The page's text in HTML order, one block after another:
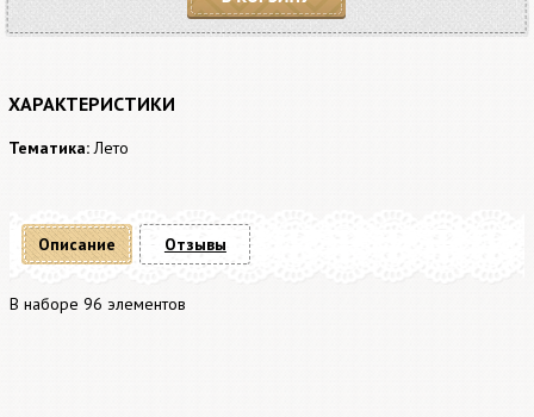
В корзину
ХАРАКТЕРИСТИКИ
Тематика: Лето
Описание
В наборе 96 элементов
Отзывы